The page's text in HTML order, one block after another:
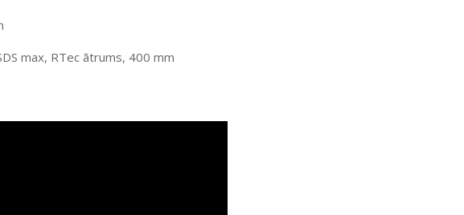
max, RTec ātrums, 400 mm